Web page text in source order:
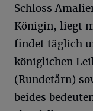
Schloss
Königin, liegt
findet täglich
königlichen
(Rundetårn)
beides